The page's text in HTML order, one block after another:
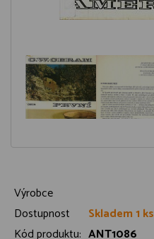
Výrobce
Dostupnost
Skladem 1 ks
Kód produktu: ANT1086